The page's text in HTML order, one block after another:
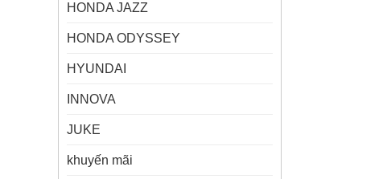
HONDA JAZZ
HONDA ODYSSEY
HYUNDAI
INNOVA
JUKE
khuyến mãi